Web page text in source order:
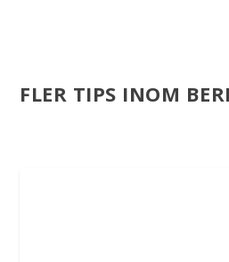
FLER TIPS INOM